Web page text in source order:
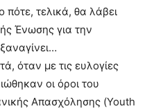
πότε, τελικά, θα λάβει
Ένωσης για την
όταν με τις ευλογίες
οι όροι του
Απασχόλησης (Youth